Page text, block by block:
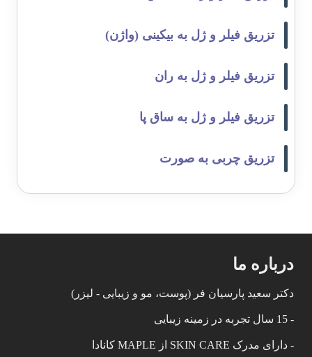
تزریق فیلر و ژل به بیکینی (واژن)
تزریق فیلر و ژل به ران
تزریق فیلر و ژل به ساق پا
تزریق چربی به صورت
درباره ما
دکتر سعید پارسیان فر (پوست، مو و زیبایی - لیزر)
- 15 سال تجربه در زمینه زیبایی
- دارای مدرک SKIN CARE از MAPLE کانادا